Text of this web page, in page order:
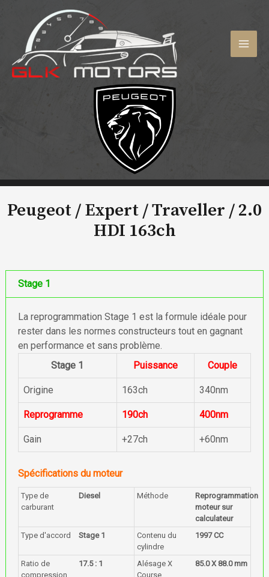
contenu
Peugeot / Expert / Traveller /2.0
HDI 163ch
Stage 1
La reprogrammation Stage 1 est la formule idéale pour
rester dans les normes constructeurs tout en gagnant
en performance et sans problème.
Stage 1
Puissance Couple
Origine 163ch 340nm
Reprogramme 190ch 400nm
Gain +27ch +60nm
Spécifications du moteur
Type de
carburant
Diesel Méthode
Reprogrammation
moteur sur
calculateur
Type d'accord
Stage 1
Contenu du
cylindre
1997 CC
Ratio de
compression
17.5 : 1
Alésage X
Course
85.0 X 88.0 mm